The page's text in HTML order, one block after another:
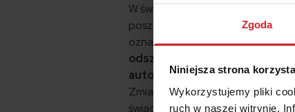
Zgoda
Niniejsza strona
Wykorzystujemy pliki
ruch w naszej witrynie.
W świetle dotychczas
poszkodowanemu w wypadku
oznaczało to ni mniej ni więcej
odszkodowawczą i nastąpiło
automatycznie wypłacana.
Zmiany, które niesie podpisana
świadczenie nadal będzie